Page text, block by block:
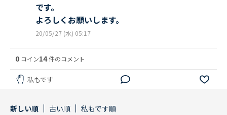
です。
よろしくお願いします。
20/05/27 (水) 05:17
0 コイン14件のコメント
私もです
新しい順 古い順 私もです順